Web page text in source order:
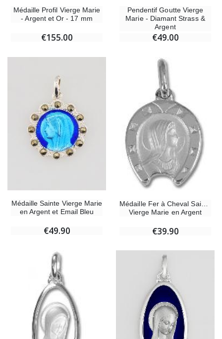
Médaille Profil Vierge Marie
- Argent et Or - 17 mm
€155.00
Pendentif Goutte Vierge
Marie - Diamant Strass &
Argent
€49.00
Médaille Sainte Vierge Marie
en Argent et Email Bleu
€49.90
Médaille Fer à Cheval Sainte
Vierge Marie en Argent
€39.90